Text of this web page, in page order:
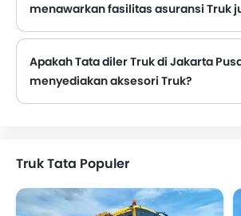
menawarkan fasilitas asuransi Truk
Apakah Tata diler Truk di Jakarta
menyediakan aksesori Truk?
Truk Tata Populer